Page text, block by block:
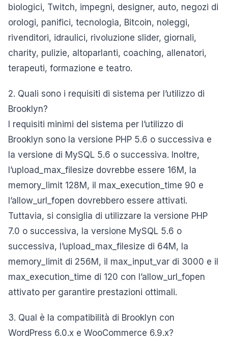
biologici, Twitch, impegni, designer, auto, negozi di
orologi, panifici, tecnologia, Bitcoin, noleggi,
rivenditori, idraulici, rivoluzione slider, giornali,
charity, pulizie, altoparlanti, coaching, allenatori,
terapeuti, formazione e teatro.
2. Quali sono i requisiti di sistema per l’utilizzo di
Brooklyn?
I requisiti minimi del sistema per l’utilizzo di
Brooklyn sono la versione PHP 5.6 o successiva e
la versione di MySQL 5.6 o successiva. Inoltre,
l’upload_max_filesize dovrebbe essere 16M, la
memory_limit 128M, il max_execution_time 90 e
l’allow_url_fopen dovrebbero essere attivati.
Tuttavia, si consiglia di utilizzare la versione PHP
7.0 o successiva, la versione MySQL 5.6 o
successiva, l’upload_max_filesize di 64M, la
memory_limit di 256M, il max_input_var di 3000 e il
max_execution_time di 120 con l’allow_url_fopen
attivato per garantire prestazioni ottimali.
3. Qual è la compatibilità di Brooklyn con
WordPress 6.0.x e WooCommerce 6.9.x?